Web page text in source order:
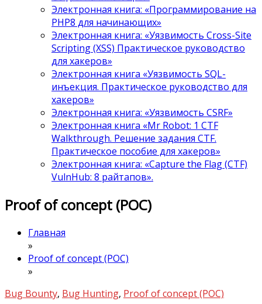
Электронная книга: «Программирование на
PHP8 для начинающих»
Электронная книга: «Уязвимость Cross-Site
Scripting (XSS) Практическое руководство
для хакеров»
Электронная книга «Уязвимость SQL-
инъекция. Практическое руководство для
хакеров»
Электронная книга: «Уязвимость CSRF»
Электронная книга «Mr Robot: 1 CTF
Walkthrough. Решение задания CTF.
Практическое пособие для хакеров»
Электронная книга: «Capture the Flag (CTF)
VulnHub: 8 райтапов».
Proof of concept (POC)
Главная
»
Proof of concept (POC)
»
Bug Bounty, Bug Hunting, Proof of concept (POC)